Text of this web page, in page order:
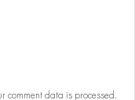
comment data is processed.